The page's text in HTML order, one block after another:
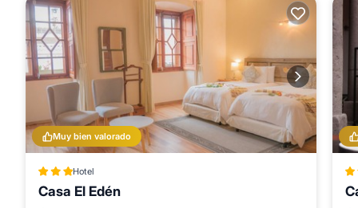
Muy bien valorado
Hotel
Casa El Edén